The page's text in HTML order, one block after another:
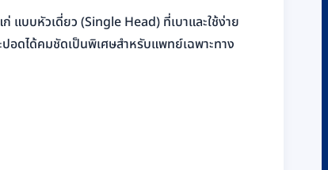
บบหัวเดี่ยว (Single Head) ที่เบาและใช้ง่าย
อดได้คมชัดเป็นพิเศษสำหรับแพทย์เฉพาะทาง